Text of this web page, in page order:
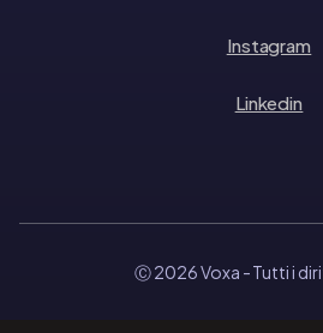
Instagram
Linkedin
Ⓒ 2026 Voxa - Tutti i